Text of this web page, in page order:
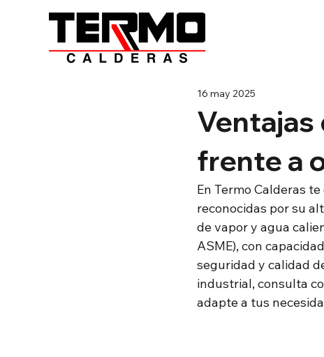
Ventajas
frente a
16 may 2025
En Termo Calderas
reconocidas por su
de vapor y agua
ASME), con
seguridad y calidad
industrial, consulta
adapte a tus